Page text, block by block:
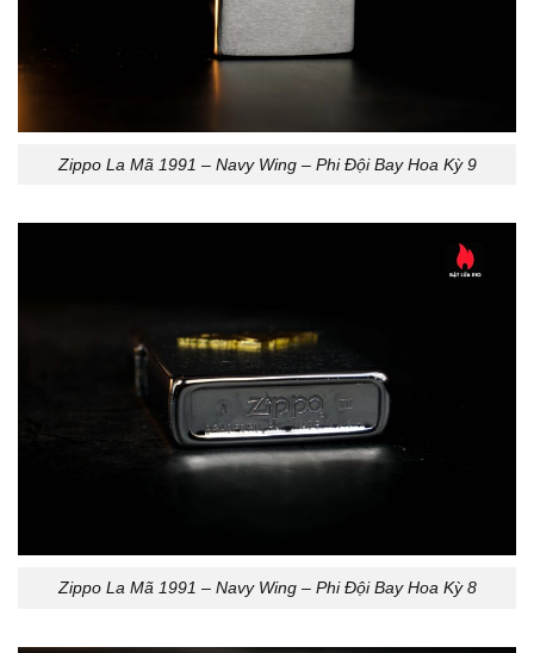
Zippo La Mã 1991 – Navy Wing – Phi Đội Bay Hoa Kỳ 9
Zippo La Mã 1991 – Navy Wing – Phi Đội Bay Hoa Kỳ 8